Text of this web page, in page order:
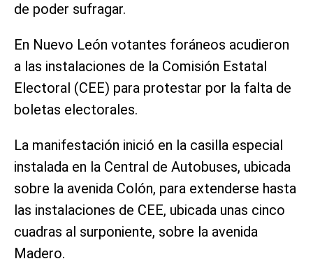
de poder sufragar.
En Nuevo León votantes foráneos acudieron
a las instalaciones de la Comisión Estatal
Electoral (CEE) para protestar por la falta de
boletas electorales.
La manifestación inició en la casilla especial
instalada en la Central de Autobuses, ubicada
sobre la avenida Colón, para extenderse hasta
las instalaciones de CEE, ubicada unas cinco
cuadras al surponiente, sobre la avenida
Madero.